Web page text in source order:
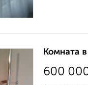
Комната
600